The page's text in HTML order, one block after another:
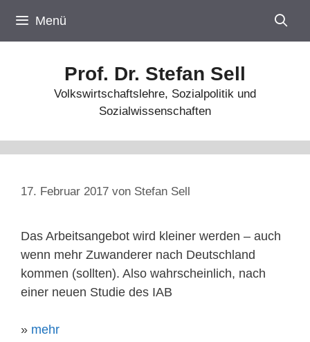
Inhalt
springen
Menü
Prof. Dr. Stefan Sell
Volkswirtschaftslehre, Sozialpolitik und
Sozialwissenschaften
17. Februar 2017 von Stefan Sell
Das Arbeitsangebot wird kleiner werden – auch
wenn mehr Zuwanderer nach Deutschland
kommen (sollten). Also wahrscheinlich, nach
einer neuen Studie des IAB
» mehr